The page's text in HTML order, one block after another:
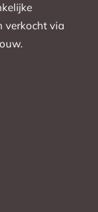
verkocht via